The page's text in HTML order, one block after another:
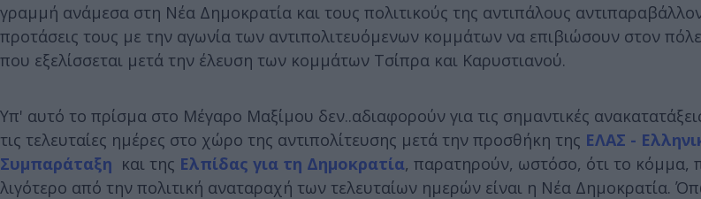
γραμμή ανάμεσα στη Νέα Δημοκρατία και τους πολιτικούς της αντιπάλους
προτάσεις τους με την αγωνία των αντιπολιτευόμενων κομμάτων να επιβιώσουν στον
που εξελίσσεται μετά την έλευση των κομμάτων Τσίπρα και Καρυστιανού.
Υπ' αυτό το πρίσμα στο Μέγαρο Μαξίμου δεν..αδιαφορούν για τις σημαντικές
τις τελευταίες ημέρες στο χώρο της αντιπολίτευσης μετά την προσθήκη της ΕΛΑΣ -
Συμπαράταξη και της Ελπίδας για τη Δημοκρατία, παρατηρούν, ωστόσο, ότι το κόμμα,
λιγότερο από την πολιτική αναταραχή των τελευταίων ημερών είναι η Νέα Δημοκρατία.